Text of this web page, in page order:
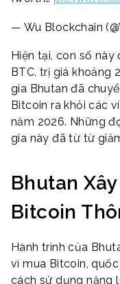
— Wu Blockchain
Hiện tại, con số
BTC, trị giá khoảng
gia Bhutan đã
Bitcoin ra khỏi các
năm 2026. Những
gia này đã từ từ
Bhutan
Bitcoin
Hành trình của
vì mua Bitcoin,
cách sử dụng năng